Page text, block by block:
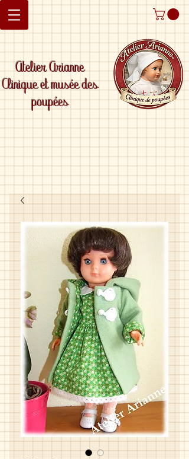
Atelier Arianne
Clinique et musée des
poupées